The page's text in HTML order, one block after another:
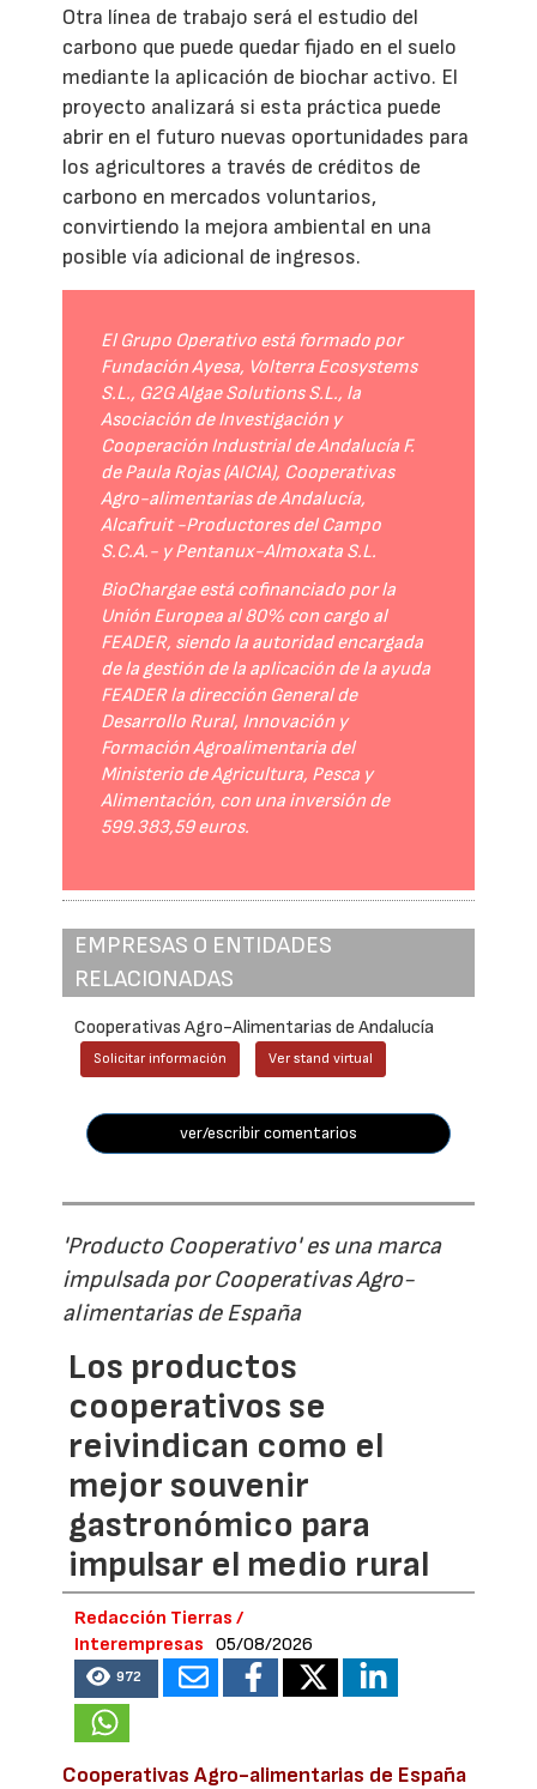
Otra línea de trabajo será el estudio del
carbono que puede quedar fijado en el suelo
mediante la aplicación de biochar activo. El
proyecto analizará si esta práctica puede
abrir en el futuro nuevas oportunidades para
los agricultores a través de créditos de
carbono en mercados voluntarios,
convirtiendo la mejora ambiental en una
posible vía adicional de ingresos.
El Grupo Operativo está formado por
Fundación Ayesa, Volterra Ecosystems
S.L., G2G Algae Solutions S.L., la
Asociación de Investigación y
Cooperación Industrial de Andalucía F.
de Paula Rojas (AICIA), Cooperativas
Agro-alimentarias de Andalucía,
Alcafruit -Productores del Campo
S.C.A.- y Pentanux-Almoxata S.L.
BioChargae está cofinanciado por la
Unión Europea al 80% con cargo al
FEADER, siendo la autoridad encargada
de la gestión de la aplicación de la ayuda
FEADER la dirección General de
Desarrollo Rural, Innovación y
Formación Agroalimentaria del
Ministerio de Agricultura, Pesca y
Alimentación, con una inversión de
599.383,59 euros.
EMPRESAS O ENTIDADES
RELACIONADAS
Cooperativas Agro-Alimentarias de Andalucía
Solicitar información Ver stand virtual
ver/escribir comentarios
'Producto Cooperativo' es una marca
impulsada por Cooperativas Agro-
alimentarias de España
Los productos
cooperativos se
reivindican como el
mejor souvenir
gastronómico para
impulsar el medio rural
Redacción Tierras /
Interempresas
05/08/2026
972
Cooperativas Agro-alimentarias de España